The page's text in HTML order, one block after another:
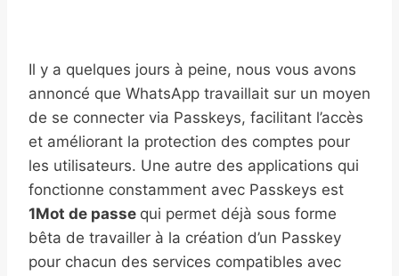
Il y a quelques jours à peine, nous vous avons
annoncé que WhatsApp travaillait sur un moyen
de se connecter via Passkeys, facilitant l’accès
et améliorant la protection des comptes pour
les utilisateurs. Une autre des applications qui
fonctionne constamment avec Passkeys est
1Mot de passe qui permet déjà sous forme
bêta de travailler à la création d’un Passkey
pour chacun des services compatibles avec